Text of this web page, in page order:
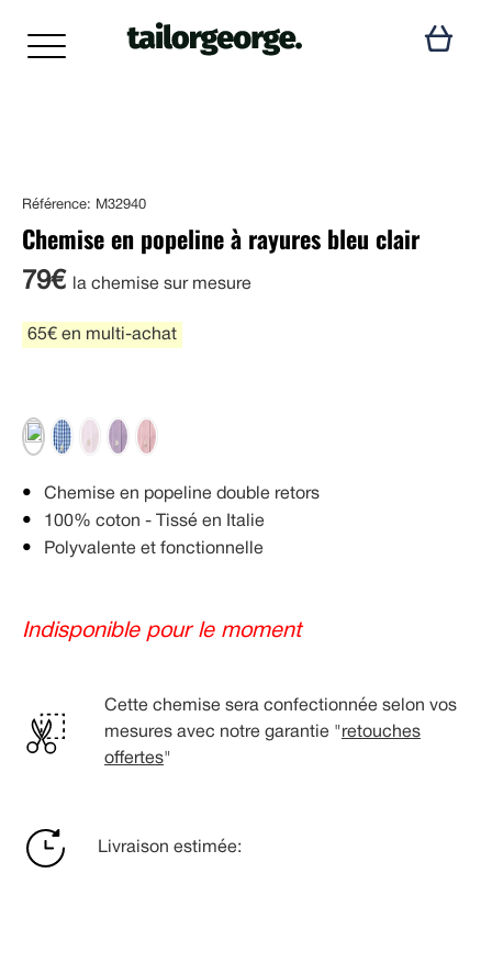
Référence: M32940
Chemise en popeline à rayures bleu clair
79€ la chemise sur mesure
65€ en multi-achat
Chemise en popeline double retors
100% coton - Tissé en Italie
Polyvalente et fonctionnelle
Indisponible pour le moment
Cette chemise sera confectionnée selon vos
mesures avec notre garantie " retouches
offertes"
Livraison estimée: